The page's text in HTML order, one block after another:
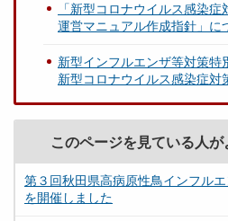
「新型コロナウイルス感染
運営マニュアル作成指針」に
新型インフルエンザ等対策特
新型コロナウイルス感染症対
このページを見ている人
第３回秋田県高病原性鳥インフル
を開催しました